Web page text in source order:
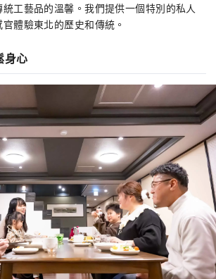
工藝品的溫馨。我們提供一個特別的私人
體驗東北的歷史和傳統。
身心